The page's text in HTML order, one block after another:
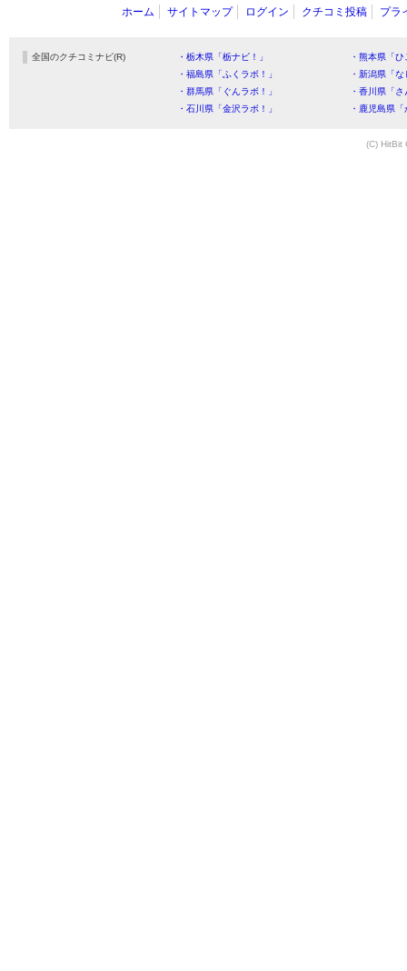
ホーム サイトマップ ログイン クチコミ投稿 プラ
全国のクチコミナビ(R) ・栃木県「栃ナビ！」
・熊本県「
・福島県「ふくラボ！」
・新潟県「
・群馬県「ぐんラボ！」
・香川県「
・石川県「金沢ラボ！」
・鹿児島県
(C) HitBit